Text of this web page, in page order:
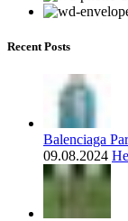
Recent Posts
Balenciaga
09.08.2024